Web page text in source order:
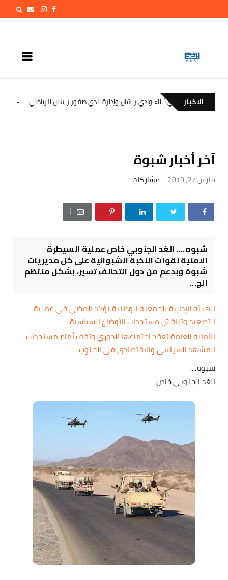
الاخبار
عن أهالي أبناء وادي ريشان وإدارة نادي صقور ريشان الرياضي الأخبار
آخر أخبار شبوة
مارس 27, 2019 مشاركات
شبوه.... الغد الجنوبي خاص عملية السيطرة
الامنية لقوات النخبة الشبوانية على كل مديريات
شبوة وبدعم من دول التحالف تسير، بشكل منتظم
الج...
الهيئة الإدارية للجمعية الوطنية تؤكد المضي في عملية
التصعيد وتناقش مستجدات الأوضاع السياسية
الأمانة العامة تعقد اجتماعها الدوري وتقف أمام مستجدات
المشهد السياسي والاقتصادي في الجنوب
شبوه....
الغد الجنوبي خاص